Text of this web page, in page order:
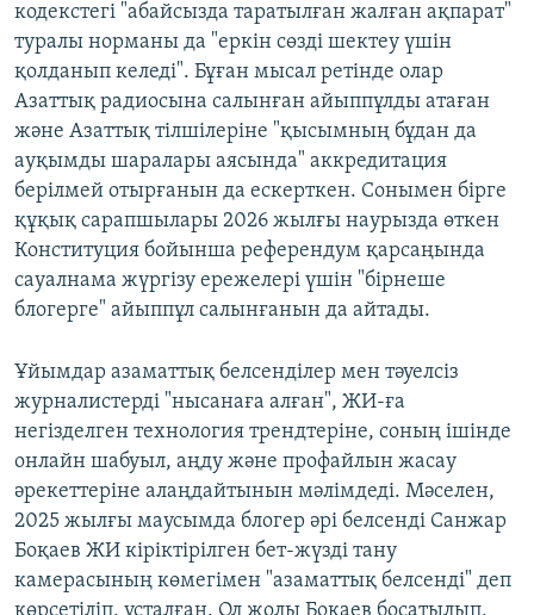
кодекстегі "абайсызда таратылған жалған ақпарат"
туралы норманы да "еркін сөзді шектеу үшін
қолданып келеді". Бұған мысал ретінде олар
Азаттық радиосына салынған айыппұлды атаған
және Азаттық тілшілеріне "қысымның бұдан да
ауқымды шаралары аясында" аккредитация
берілмей отырғанын да ескерткен. Сонымен бірге
құқық сарапшылары 2026 жылғы наурызда өткен
Конституция бойынша референдум қарсаңында
сауалнама жүргізу ережелері үшін "бірнеше
блогерге" айыппұл салынғанын да айтады.
Ұйымдар азаматтық белсенділер мен тәуелсіз
журналистерді "нысанаға алған", ЖИ-ға
негізделген технология трендтеріне, соның ішінде
онлайн шабуыл, аңду және профайлын жасау
әрекеттеріне алаңдайтынын мәлімдеді. Мәселен,
2025 жылғы маусымда блогер әрі белсенді Санжар
Боқаев ЖИ кіріктірілген бет-жүзді тану
камерасының көмегімен "азаматтық белсенді" деп